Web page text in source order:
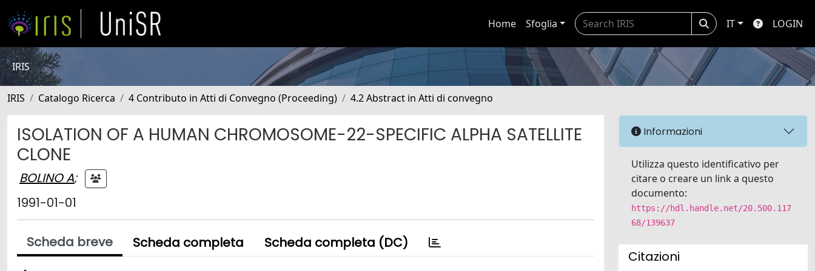
Home Sfoglia IT LOGIN
IRIS
IRIS Catalogo Ricerca 4 Contributo in Atti di Convegno (Proceeding) 4.2 Abstract in Atti di convegno
ISOLATION OF A HUMAN CHROMOSOME-22-SPECIFIC ALPHA SATELLITE
CLONE
BOLINO A;
1991-01-01
Scheda breve Scheda completa Scheda completa (DC)
Informazioni
Utilizza questo identificativo per
citare o creare un link a questo
documento:
https://hdl.handle.net/20.500.117
68/139637
Citazioni